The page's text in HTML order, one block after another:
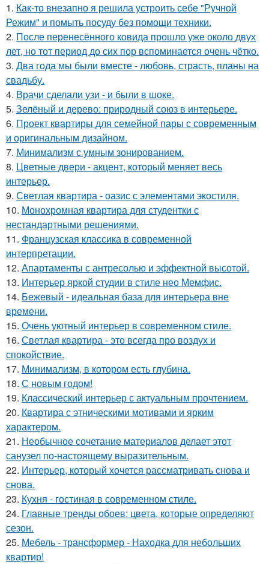
1. Как-то внезапно я решила устроить себе "Ручной
Режим" и помыть посуду без помощи техники.
2. После перенесённого ковида прошло уже около двух
лет, но тот период до сих пор вспоминается очень чётко.
3. Два года мы были вместе - любовь, страсть, планы на
свадьбу.
4. Врачи сделали узи - и были в шоке.
5. Зелёный и дерево: природный союз в интерьере.
6. Проект квартиры для семейной пары с современным
и оригинальным дизайном.
7. Минимализм с умным зонированием.
8. Цветные двери - акцент, который меняет весь
интерьер.
9. Светлая квартира - оазис с элементами экостиля.
10. Монохромная квартира для студентки с
нестандартными решениями.
11. Французская классика в современной
интерпретации.
12. Апартаменты с антресолью и эффектной высотой.
13. Интерьер яркой студии в стиле нео Мемфис.
14. Бежевый - идеальная база для интерьера вне
времени.
15. Очень уютный интерьер в современном стиле.
16. Светлая квартира - это всегда про воздух и
спокойствие.
17. Минимализм, в котором есть глубина.
18. С новым годом!
19. Классический интерьер с актуальным прочтением.
20. Квартира с этническими мотивами и ярким
характером.
21. Необычное сочетание материалов делает этот
санузел по-настоящему выразительным.
22. Интерьер, который хочется рассматривать снова и
снова.
23. Кухня - гостиная в современном стиле.
24. Главные тренды обоев: цвета, которые определяют
сезон.
25. Мебель - трансформер - Находка для небольших
квартир!